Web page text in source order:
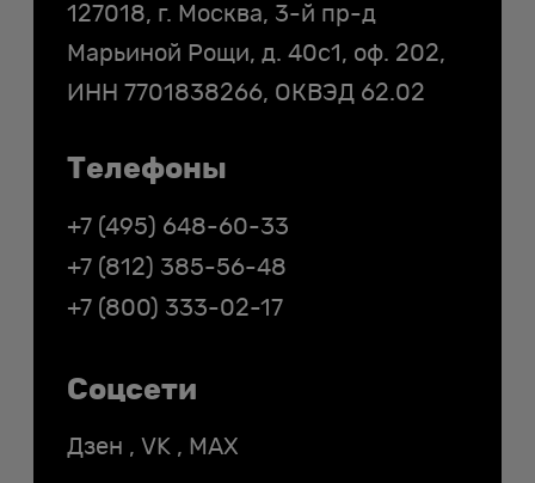
127018, г. Москва, 3-й пр-д
Марьиной Рощи, д. 40с1, оф. 202,
ИНН 7701838266, ОКВЭД 62.02
Телефоны
+7 (495) 648-60-33
+7 (812) 385-56-48
+7 (800) 333-02-17
Соцсети
Дзен , VK , MAX